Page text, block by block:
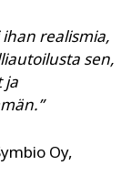
realismia,
sen,
ja
Oy,